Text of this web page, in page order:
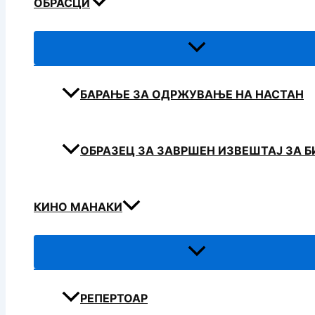
ОБРАСЦИ
БАРАЊЕ ЗА ОДРЖУВАЊЕ НА НАСТАН
ОБРАЗЕЦ ЗА ЗАВРШЕН ИЗВЕШТАЈ ЗА
КИНО МАНАКИ
РЕПЕРТОАР